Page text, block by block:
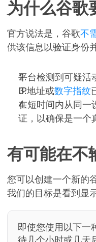
为什么谷歌
官方说法是，谷歌不
供该信息以验证身份
平台检测到可疑活
IP地址或数字指纹
在短时间内从同一
证，以确保是一个
有可能在不
您可以创建一个新的
我们的目标是看到显
即使您使用以下一
待几个小时或几天